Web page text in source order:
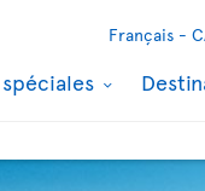
Français -